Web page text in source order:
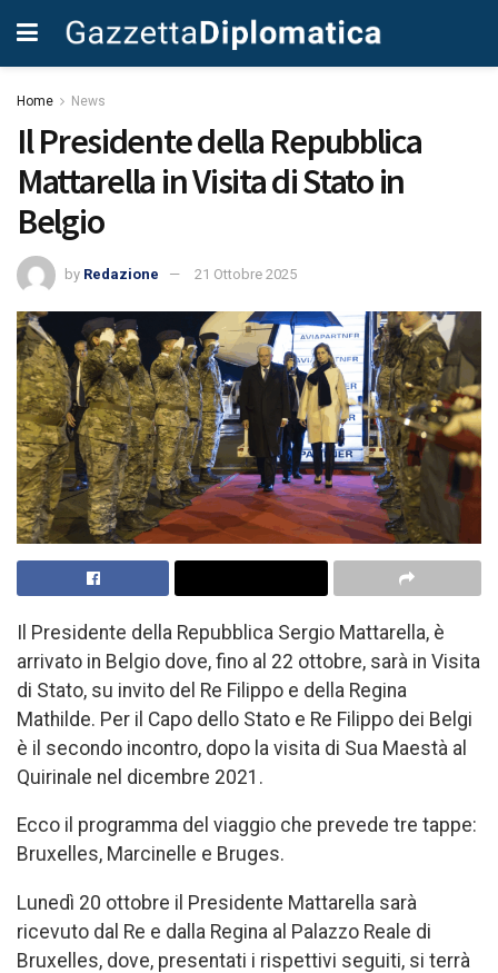
Home News
Il Presidente della Repubblica
Mattarella in Visita di Stato in
Belgio
by Redazione 21 Ottobre 2025
Il Presidente della Repubblica Sergio Mattarella, è
arrivato in Belgio dove, fino al 22 ottobre, sarà in Visita
di Stato, su invito del Re Filippo e della Regina
Mathilde. Per il Capo dello Stato e Re Filippo dei Belgi
è il secondo incontro, dopo la visita di Sua Maestà al
Quirinale nel dicembre 2021.
Ecco il programma del viaggio che prevede tre tappe:
Bruxelles, Marcinelle e Bruges.
Lunedì 20 ottobre il Presidente Mattarella sarà
ricevuto dal Re e dalla Regina al Palazzo Reale di
Bruxelles, dove, presentati i rispettivi seguiti, si terrà